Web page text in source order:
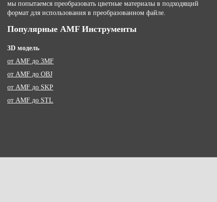
мы попытаемся преобразовать цветные материалы в подходящий
формат для использования в преобразованном файле.
Популярные AMF Инструменты
3D модель
от AMF до 3MF
от AMF до OBJ
от AMF до SKP
от AMF до STL